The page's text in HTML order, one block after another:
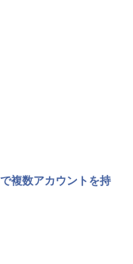
複数アカウントを持